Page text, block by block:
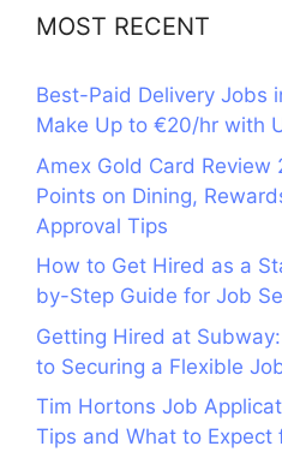
MOST RECENT
Best-Paid Delivery Jobs
Make Up to €20/hr with
Amex Gold Card Review
Points on Dining,
Approval Tips
How to Get Hired as a
by-Step Guide for Job
Getting Hired at
to Securing a Flexible
Tim Hortons Job
Tips and What to Expect